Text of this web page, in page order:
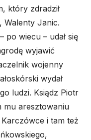
który zdradził
Walenty Janic.
po wiecu – udał się
wyjawić
wojenny
wydał
ludzi. Ksiądz Piotr
mu aresztowaniu
i tam też